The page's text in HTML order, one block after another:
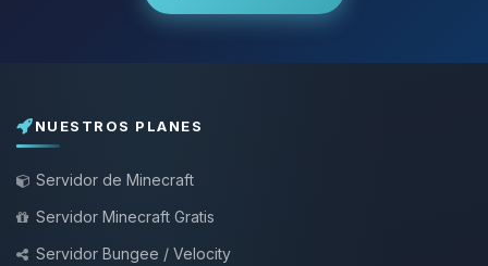
NUESTROS PLANES
Servidor de Minecraft
Servidor Minecraft Gratis
Servidor Bungee / Velocity